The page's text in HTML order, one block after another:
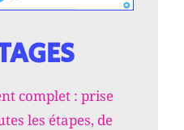
complet : prise
les étapes, de